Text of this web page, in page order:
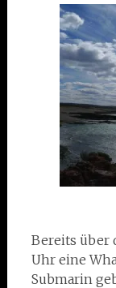
Bereits über
Uhr eine
Submarin